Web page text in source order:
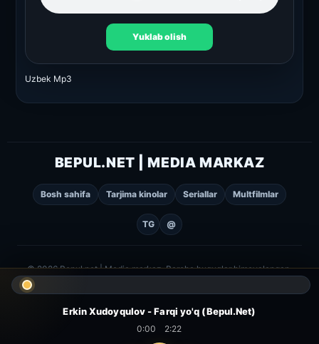
Yuklab olish
Uzbek Mp3
BEPUL.NET | MEDIA MARKAZ
Bosh sahifa Tarjima kinolar Seriallar Multfilmlar
TG @
© 2026 Bepul.net | Media markaz. Barcha huquqlar himoyalangan.
Erkin Xudoyqulov - Farqi yo'q (Bepul.Net)
0:00 2:22